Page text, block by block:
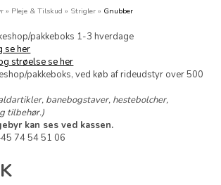
» Pleje & Tilskud » Strigler » Gnubber
pakkeboks 1-3 hverdage
se her
strøelse se her
pakkeboks, ved køb af rideudstyr over 500
banebogstaver, hestebolcher,
tilbehør.)
kan ses ved kassen.
74 54 51 06